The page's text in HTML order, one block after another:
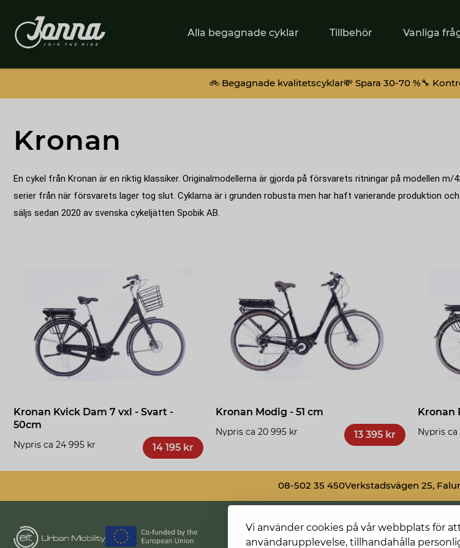
Vi använder cookies på vår webbplats för
användarupplevelse, tillhandahålla
Alla begagnade cyklar Tillbehör Vanliga
🚲 Begagnade kvalitetscyklar💸 Spara 30-70 %🔧
Kronan
En cykel från Kronan är en riktig klassiker. Originalmodellerna är gjorda på försvarets ritningar på modellen
serier från när försvarets lager tog slut. Cyklarna är i grunden robusta men har haft varierande produktion
säljs sedan 2020 av svenska cykeljätten Spobik AB.
Kronan Kvick Dam 7 vxl - Svart -
50cm
Nypris ca 24 995 kr 14 195 kr
Kronan Modig - 51 cm
Nypris ca 20 995 kr 13 395 kr
Kronan
Nypris ca
08-502 35 450Verkstadsvägen 25,